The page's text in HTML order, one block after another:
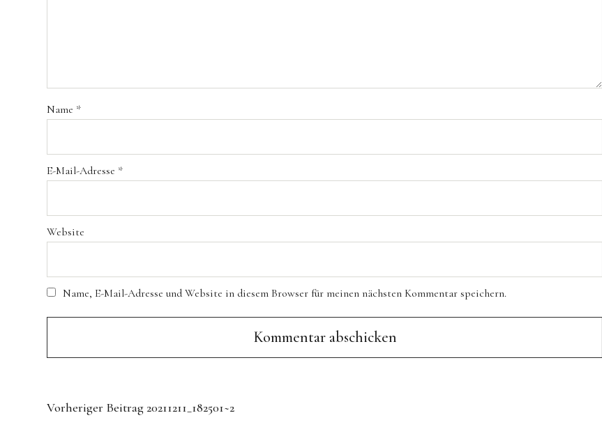
Name *
E-Mail-Adresse *
Website
Name, E-Mail-Adresse und Website in diesem Browser für meinen nächsten Kommentar speichern.
Vorheriger Beitrag 20211211_182501~2